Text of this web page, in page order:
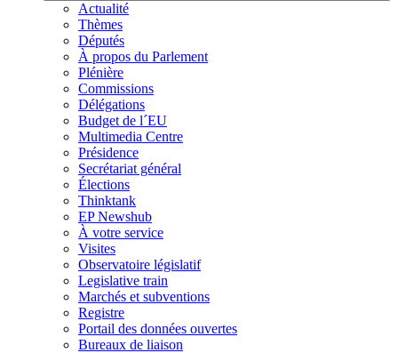
Actualité
Thèmes
Députés
À propos du Parlement
Plénière
Commissions
Délégations
Budget de l´EU
Multimedia Centre
Présidence
Secrétariat général
Élections
Thinktank
EP Newshub
À votre service
Visites
Observatoire législatif
Legislative train
Marchés et subventions
Registre
Portail des données ouvertes
Bureaux de liaison